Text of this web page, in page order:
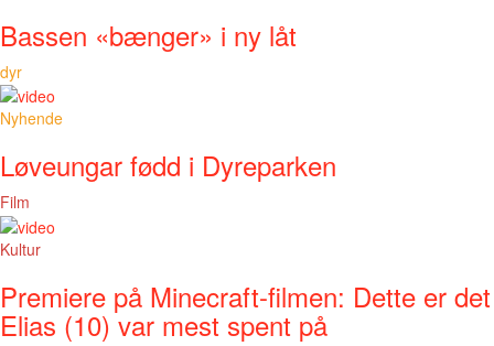
Bassen «bænger» i ny låt
dyr
Nyhende
Løveungar fødd i Dyreparken
Film
Kultur
Premiere på Minecraft-filmen: Dette er det
Elias (10) var mest spent på